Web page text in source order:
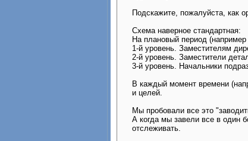
Подскажите, пожалуйста, как
Схема наверное стандартная:
На плановый период
1-й уровень. Заместителям
2-й уровень. Заместители
3-й уровень. Начальники
В каждый момент времени
и целей.
Мы пробовали все это
А когда мы завели все в один
отслеживать.